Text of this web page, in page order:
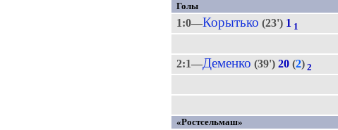
Голы
1:0—Корытько (23') 1 1
2:1—Деменко (39')20 (2) 2
«Ростсельмаш»